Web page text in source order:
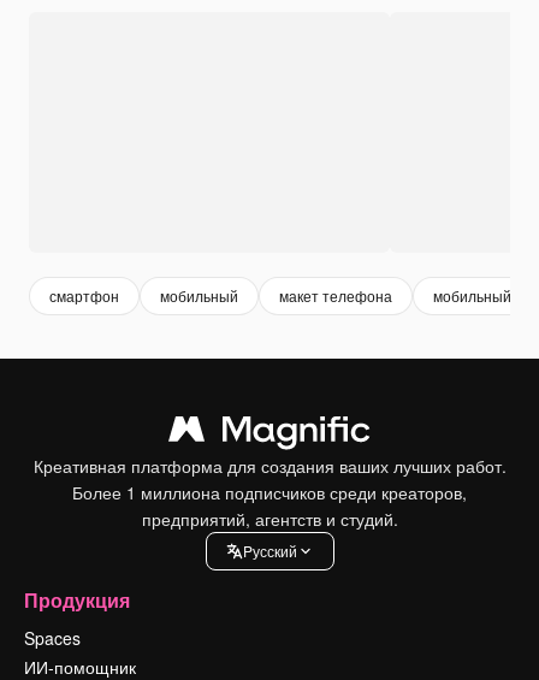
смартфон мобильный макет телефона мобильный
Креативная платформа для создания ваших лучших работ.
Более 1 миллиона подписчиков среди креаторов,
предприятий, агентств и студий.
Pусский
Продукция
Spaces
ИИ-помощник